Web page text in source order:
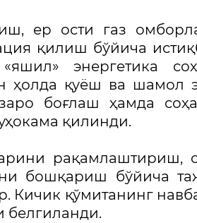
ер ости газ
қилиш бўйича
энергетика
ҳолда қуёш ва шамол
боғлаш ҳамда
қилинди.
рақамлаштириш,
бошқариш бўйича
қўмитанинг
белгиланди.